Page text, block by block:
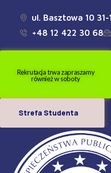
ul. Basztowa 10
+48 12 422 30 68
Rekrutacja trwa zapraszamy
również w soboty
Strefa Studenta